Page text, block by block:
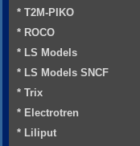
* T2M-PIKO
* ROCO
* LS Models
* LS Models SNCF
* Trix
* Electrotren
* Liliput